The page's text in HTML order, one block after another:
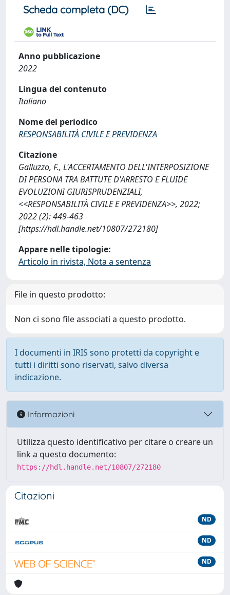
Scheda completa (DC)
Anno pubblicazione
2022
Lingua del contenuto
Italiano
Nome del periodico
RESPONSABILITÀ CIVILE E PREVIDENZA
Citazione
Galluzzo, F., L'ACCERTAMENTO DELL'INTERPOSIZIONE
DI PERSONA TRA BATTUTE D'ARRESTO E FLUIDE
EVOLUZIONI GIURISPRUDENZIALI,
<<RESPONSABILITÀ CIVILE E PREVIDENZA>>, 2022;
2022 (2): 449-463
[https://hdl.handle.net/10807/272180]
Appare nelle tipologie:
Articolo in rivista, Nota a sentenza
File in questo prodotto:
Non ci sono file associati a questo prodotto.
I documenti in IRIS sono protetti da copyright e
tutti i diritti sono riservati, salvo diversa
indicazione.
Informazioni
Utilizza questo identificativo per citare o creare un
link a questo documento:
https://hdl.handle.net/10807/272180
Citazioni
ND
ND
ND